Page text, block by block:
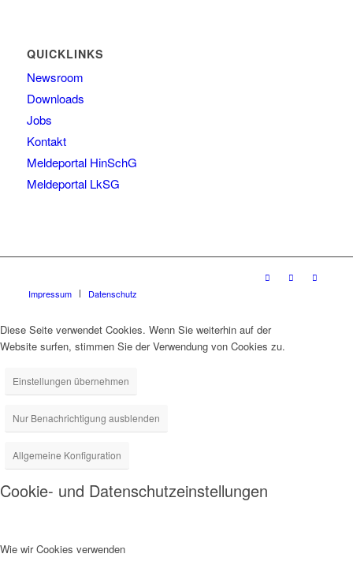
QUICKLINKS
Newsroom
Downloads
Jobs
Kontakt
Meldeportal HinSchG
Meldeportal LkSG
Impressum Datenschutz
Diese Seite verwendet Cookies. Wenn Sie weiterhin auf der
Website surfen, stimmen Sie der Verwendung von Cookies zu.
Einstellungen übernehmen
Nur Benachrichtigung ausblenden
Allgemeine Konfiguration
Cookie- und Datenschutzeinstellungen
Wie wir Cookies verwenden